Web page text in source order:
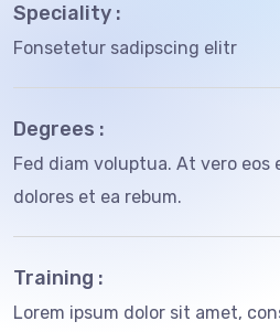
Speciality :
Fonsetetur sadipscing elitr
Degrees :
Fed diam voluptua. At vero
dolores et ea rebum.
Training :
Lorem ipsum dolor sit amet,